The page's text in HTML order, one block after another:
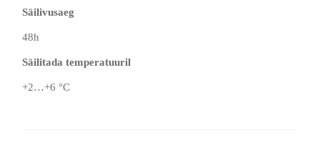
Säilivusaeg
48h
Säilitada temperatuuril
+2…+6 °C